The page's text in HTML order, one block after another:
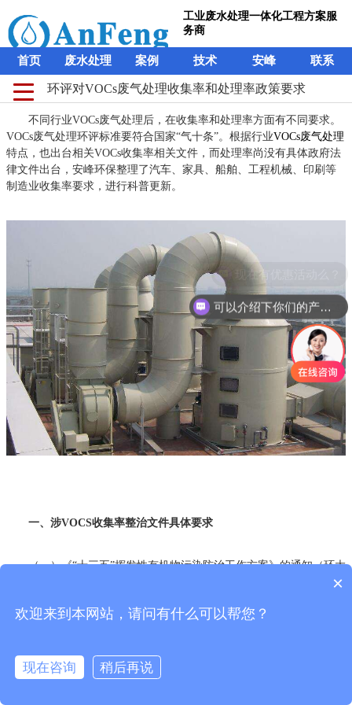
工业废水处理一体化工程方案服
务商
首页 废水处理 案例 技术 安峰 联系
环评对VOCs废气处理收集率和处理率政策要求
不同行业VOCs废气处理后，在收集率和处理率方面有不同要求。
VOCs废气处理环评标准要符合国家“气十条”。根据行业VOCs废气处理
特点，也出台相关VOCs收集率相关文件，而处理率尚没有具体政府法
律文件出台，安峰环保整理了汽车、家具、船舶、工程机械、印刷等
制造业收集率要求，进行科普更新。
一、涉VOCS收集率整治文件具体要求
（一）《“十三五”挥发性有机物污染防治工作方案》的通知（环大
1.汽车制造行业。整车制造企业有机废气收集率不低于90%，其他
对烘干废气建设燃烧治理设施，实现达标排放。
可以介绍下你们的产品么？
现在有优惠活动么？
×
欢迎来到本网站，请问有什么可以帮您？
现在咨询 稍后再说